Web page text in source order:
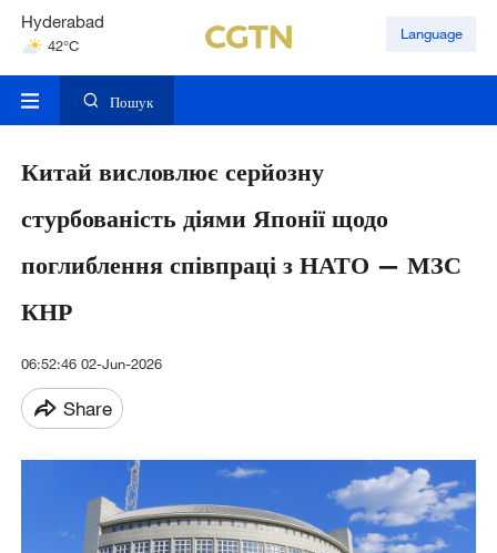
Hyderabad
42°C
Mumbai
Language
Пошук
Китай висловлює серйозну
стурбованість діями Японії щодо
поглиблення співпраці з НАТО — МЗС
КНР
06:52:46 02-Jun-2026
Share